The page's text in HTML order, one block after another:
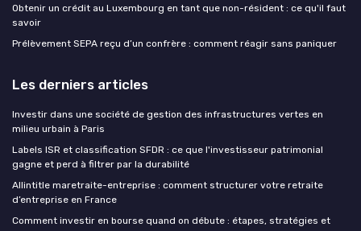
Obtenir un crédit au Luxembourg en tant que non-résident : ce qu'il faut
savoir
Prélèvement SEPA reçu d’un confrère : comment réagir sans paniquer
Les derniers articles
Investir dans une société de gestion des infrastructures vertes en
milieu urbain à Paris
Labels ISR et classification SFDR : ce que l'investisseur patrimonial
gagne et perd à filtrer par la durabilité
Allintitle maretraite-entreprise : comment structurer votre retraite
d’entreprise en France
Comment investir en bourse quand on débute : étapes, stratégies et